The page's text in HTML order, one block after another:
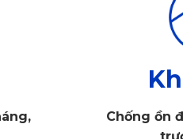
Chống ồn